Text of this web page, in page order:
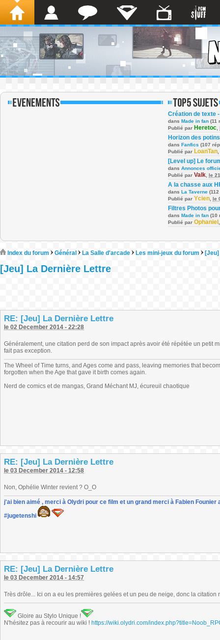
Création de texte
dans Made in fan (11
Publié par Heretoc
Horizon des potins
dans Fanfics (107
Publié par LoanTan
[Level up] Le
dans Annonces
Publié par Valk le
A la chasse aux
dans La Taverne
Publié par Ycien le
Filtres Photos
dans Made in fan (10
Publié par Ophaniel
Index du forum Général La Salle d'arcade Les mini-jeux du forum
[Jeu] La Dernière Lettre
RE: [Jeu] La Dernière Lettre
le 02 December 2014 - 22:28
Généralement, une citation perd de son impact après avoir été répétée un petit
fait pas exception.
The Wheel of Time turns, and Ages come and pass, leaving memories that
forgotten when the Age that gave it birth comes again.
Nerd de comics et de mangas, Grand Méchant MJ, écureuil chaotique
RE: [Jeu] La Dernière Lettre
le 03 December 2014 - 12:58
Non, Ophélie Winter revient ? O_O
j'ai bien aimé , merci à Olydri pour ce film et un grand merci à Fabien
#jugetenshi
RE: [Jeu] La Dernière Lettre
le 03 December 2014 - 14:57
Très drôle... Ici on a eu les premières gelées et un peu de neige, donc la citation
Gloire au Stylo Unique !
N'hésitez pas à recourir au wiki ! https://wiki.olydri.com/